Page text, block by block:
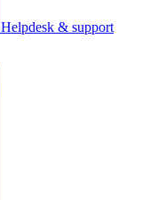
Helpdesk & support